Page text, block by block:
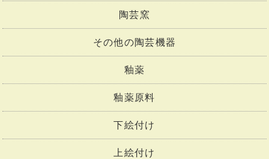
陶芸窯
その他の陶芸機器
釉薬
釉薬原料
下絵付け
上絵付け